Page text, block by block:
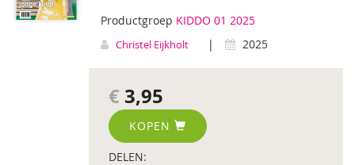
Productgroep KIDDO 01 2025
Christel Eijkholt | 2025
€ 3,95
KOPEN
DELEN: